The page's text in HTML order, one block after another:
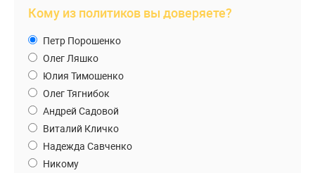
Кому из политиков вы доверяете?
Петр Порошенко
Олег Ляшко
Юлия Тимошенко
Олег Тягнибок
Андрей Садовой
Виталий Кличко
Надежда Савченко
Никому